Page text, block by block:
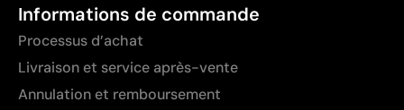
Informations de commande
Processus d’achat
Livraison et service après-vente
Annulation et remboursement